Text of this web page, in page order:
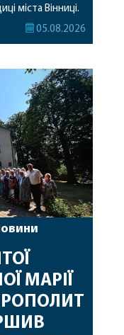
міста Вінниці.
підносилися
за воїнів, які
05.08.2026
МАРІЇ